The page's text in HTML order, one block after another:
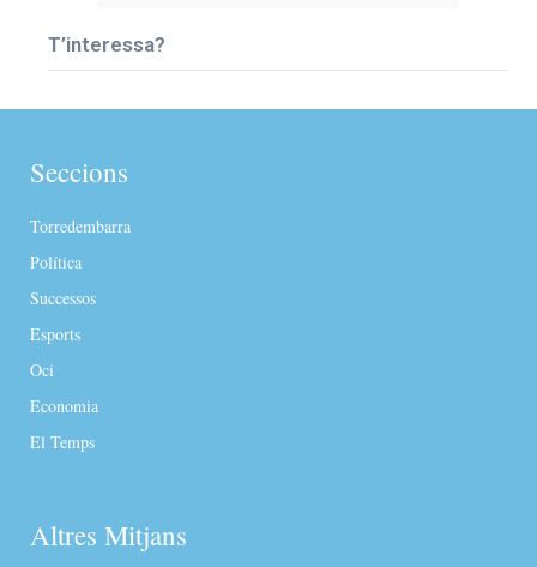
T’interessa?
Seccions
Torredembarra
Política
Successos
Esports
Oci
Economia
El Temps
Altres Mitjans